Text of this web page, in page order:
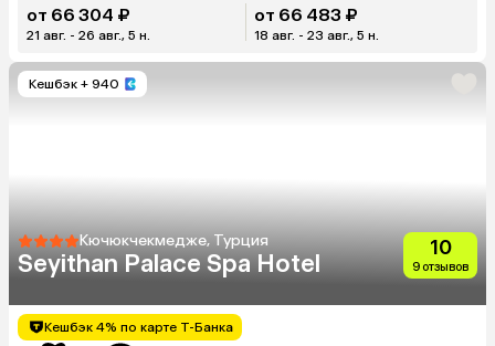
от 66 304 ₽
21 авг. - 26 авг., 5 н.
от 66 483 ₽
18 авг. - 23 авг., 5 н.
Кешбэк + 940
Кючюкчекмедже, Турция
Seyithan Palace Spa Hotel
10
9 отзывов
Кешбэк 4% по карте Т-Банка